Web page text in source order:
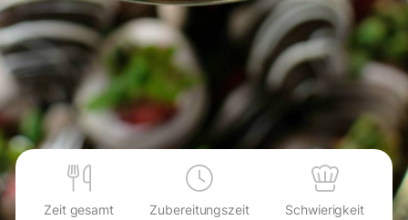
Zeit gesamt
Zubereitungszeit
Schwierigkeit